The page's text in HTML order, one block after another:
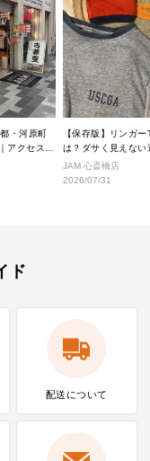
・河原町
アクセス良
ップ厳選！
【保存版】リンガ
は？ダサく見えない
なし完全ガイド
JAM 心斎橋店
2026/07/31
ド
配送について